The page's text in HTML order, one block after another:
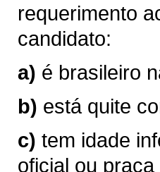
requerimento
candidato:
a) é brasileiro
b) está quite
c) tem idade
oficial ou